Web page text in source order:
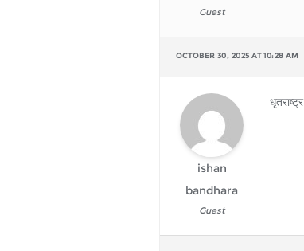
Guest
OCTOBER 30, 2025 AT 10:28 AM
ishan
bandhara
Guest
धृतराष्ट्र